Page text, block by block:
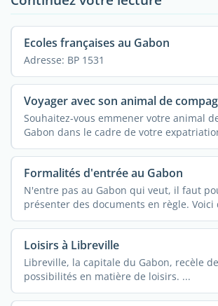
Ecoles françaises au Gabon
Adresse: BP 1531
Voyager avec son animal de
Souhaitez-vous emmener votre animal
Gabon dans le cadre de votre
...
Formalités d'entrée au Gabon
N'entre pas au Gabon qui veut, il faut
présenter des documents en règle. Voici
Loisirs à Libreville
Libreville, la capitale du Gabon, recèle
possibilités en matière de loisirs. ...